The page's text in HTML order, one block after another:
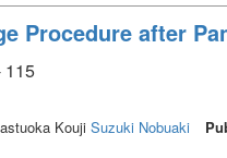
Procedure after
115
Kouji Suzuki Nobuaki